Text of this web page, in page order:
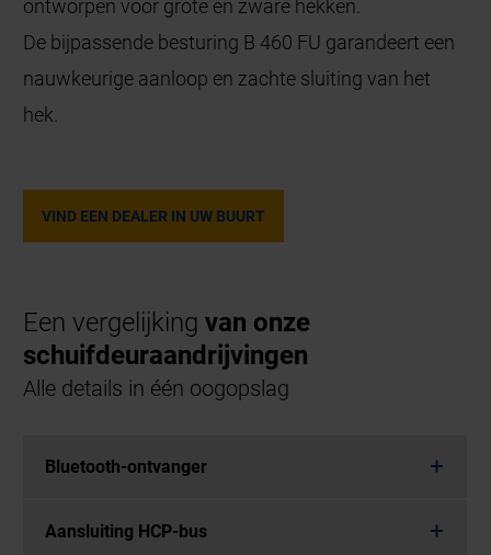
ontworpen voor grote en zware hekken.
De bijpassende besturing B 460 FU garandeert een
nauwkeurige aanloop en zachte sluiting van het
hek.
VIND EEN DEALER IN UW BUURT
Een vergelijkingvan onze
schuifdeuraandrijvingen
Alle details in één oogopslag
Bluetooth-ontvanger
Aansluiting HCP-bus